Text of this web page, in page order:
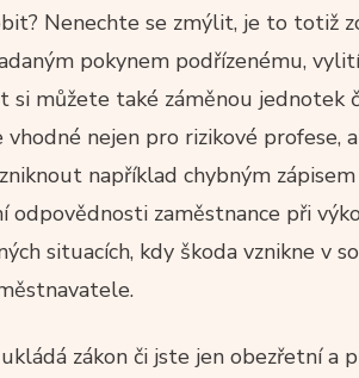
Nenechte se zmýlit, je to totiž
pokynem podřízenému,
můžete také záměnou jednotek
nejen pro rizikové profese,
například chybným
zaměstnance při
situacích, kdy škoda vznikne v
zákon či jste jen obezřetní a